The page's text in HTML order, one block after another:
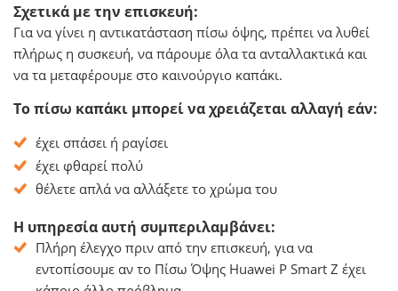
Σχετικά με την επισκευή:
Για να γίνει η αντικατάσταση πίσω όψης, πρέπει να λυθεί
πλήρως η συσκευή, να πάρουμε όλα τα ανταλλακτικά και
να τα μεταφέρουμε στο καινούργιο καπάκι.
Το πίσω καπάκι μπορεί να χρειάζεται αλλαγή εάν:
έχει σπάσει ή ραγίσει
έχει φθαρεί πολύ
θέλετε απλά να αλλάξετε το χρώμα του
Η υπηρεσία αυτή συμπεριλαμβάνει:
Πλήρη έλεγχο πριν από την επισκευή, για να
εντοπίσουμε αν το Πίσω Όψης Huawei P Smart Z έχει